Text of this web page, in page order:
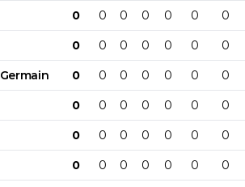
0 0 0 0 0 0 0
0 0 0 0 0 0 0
Germain 0 0 0 0 0 0 0
0 0 0 0 0 0 0
0 0 0 0 0 0 0
0 0 0 0 0 0 0